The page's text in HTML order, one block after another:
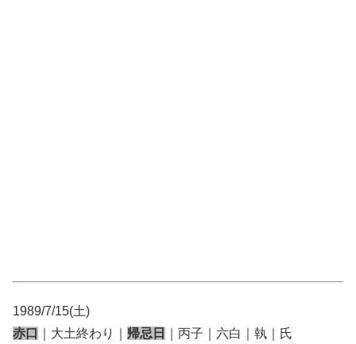
1989/7/15(土)
赤口
｜大土終わり｜ 帰忌日 ｜丙子｜六白｜執｜氏